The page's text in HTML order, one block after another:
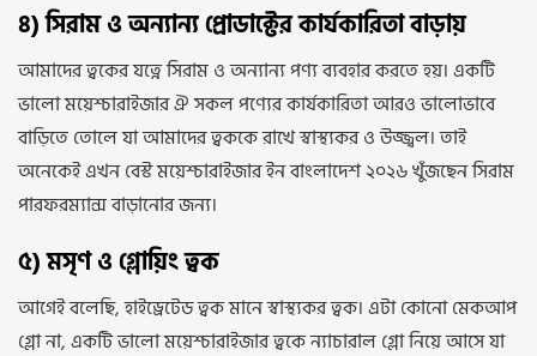
৪) সিরাম ও অন্যান্য প্রোডাক্টের কার্যকারিতা বাড়ায়
আমাদের ত্বকের যত্নে সিরাম ও অন্যান্য পণ্য ব্যবহার করতে হয়। একটি
ভালো ময়েশ্চারাইজার ঐ সকল পণ্যের কার্যকারিতা আরও ভালোভাবে
বাড়িতে তোলে যা আমাদের ত্বককে রাখে স্বাস্থ্যকর ও উজ্জ্বল। তাই
অনেকেই এখন বেস্ট ময়েশ্চারাইজার ইন বাংলাদেশ ২০২৬ খুঁজছেন সিরাম
পারফরম্যান্স বাড়ানোর জন্য।
৫) মসৃণ ও গ্লোয়িং ত্বক
আগেই বলেছি, হাইড্রেটেড ত্বক মানে স্বাস্থ্যকর ত্বক। এটা কোনো মেকআপ
গ্লো না, একটি ভালো ময়েশ্চারাইজার ত্বকে ন্যাচারাল গ্লো নিয়ে আসে যা